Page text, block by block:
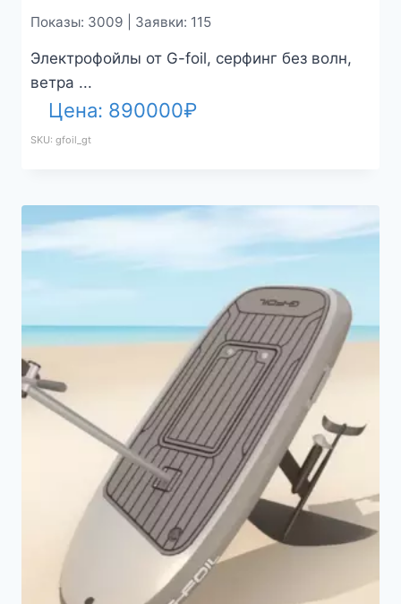
Показы: 3009 | Заявки: 115
Электрофойлы от G-foil, серфинг без волн,
ветра ...
Цена: 890000₽
SKU: gfoil_gt